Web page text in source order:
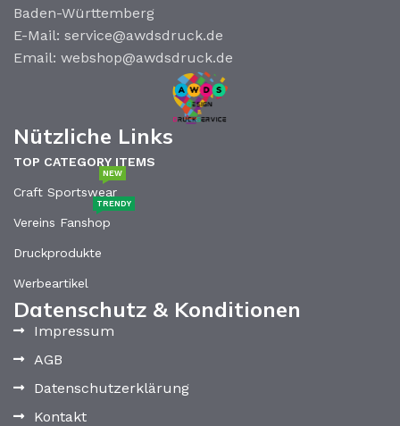
Baden-Württemberg
E-Mail: service@awdsdruck.de
Email: webshop@awdsdruck.de
Nützliche Links
TOP CATEGORY ITEMS
Craft Sportswear
NEW
Vereins Fanshop
TRENDY
Druckprodukte
Werbeartikel
Datenschutz & Konditionen
Impressum
AGB
Datenschutzerklärung
Kontakt